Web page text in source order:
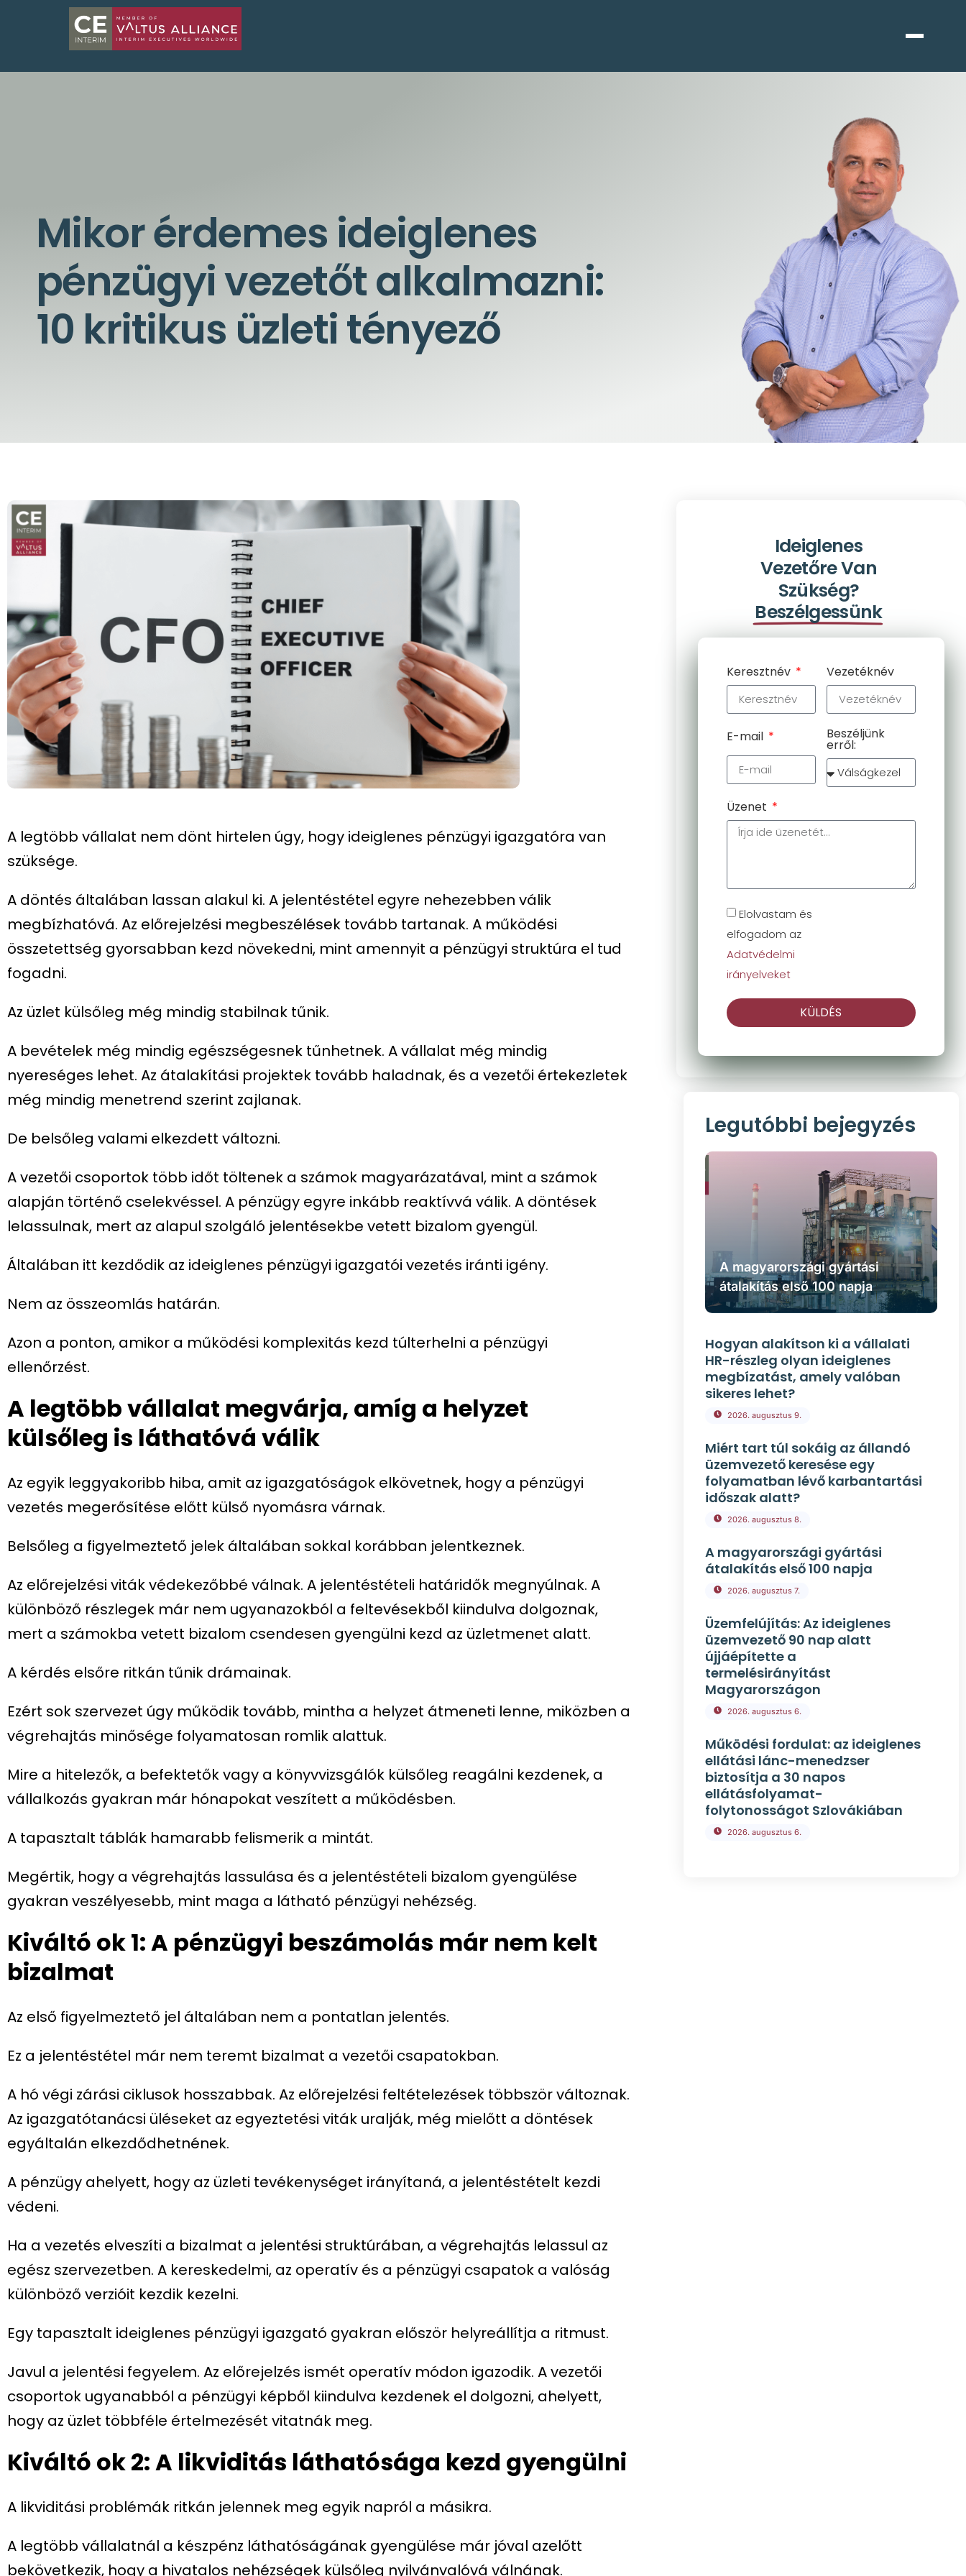
Mikor érdemes ideiglenes
pénzügyi vezetőt alkalmazni:
10 kritikus üzleti tényező
A legtöbb vállalat nem dönt hirtelen úgy, hogy ideiglenes pénzügyi igazgatóra van
szüksége.
A döntés általában lassan alakul ki. A jelentéstétel egyre nehezebben válik
megbízhatóvá. Az előrejelzési megbeszélések tovább tartanak. A működési
összetettség gyorsabban kezd növekedni, mint amennyit a pénzügyi struktúra el tud
fogadni.
Az üzlet külsőleg még mindig stabilnak tűnik.
A bevételek még mindig egészségesnek tűnhetnek. A vállalat még mindig
nyereséges lehet. Az átalakítási projektek tovább haladnak, és a vezetői értekezletek
még mindig menetrend szerint zajlanak.
De belsőleg valami elkezdett változni.
A vezetői csoportok több időt töltenek a számok magyarázatával, mint a számok
alapján történő cselekvéssel. A pénzügy egyre inkább reaktívvá válik. A döntések
lelassulnak, mert az alapul szolgáló jelentésekbe vetett bizalom gyengül.
Általában itt kezdődik az ideiglenes pénzügyi igazgatói vezetés iránti igény.
Nem az összeomlás határán.
Azon a ponton, amikor a működési komplexitás kezd túlterhelni a pénzügyi
ellenőrzést.
A legtöbb vállalat megvárja, amíg a helyzet
külsőleg is láthatóvá válik
Az egyik leggyakoribb hiba, amit az igazgatóságok elkövetnek, hogy a pénzügyi
vezetés megerősítése előtt külső nyomásra várnak.
Belsőleg a figyelmeztető jelek általában sokkal korábban jelentkeznek.
Az előrejelzési viták védekezőbbé válnak. A jelentéstételi határidők megnyúlnak. A
különböző részlegek már nem ugyanazokból a feltevésekből kiindulva dolgoznak,
mert a számokba vetett bizalom csendesen gyengülni kezd az üzletmenet alatt.
A kérdés elsőre ritkán tűnik drámainak.
Ezért sok szervezet úgy működik tovább, mintha a helyzet átmeneti lenne, miközben a
végrehajtás minősége folyamatosan romlik alattuk.
Mire a hitelezők, a befektetők vagy a könyvvizsgálók külsőleg reagálni kezdenek, a
vállalkozás gyakran már hónapokat veszített a működésben.
A tapasztalt táblák hamarabb felismerik a mintát.
Megértik, hogy a végrehajtás lassulása és a jelentéstételi bizalom gyengülése
gyakran veszélyesebb, mint maga a látható pénzügyi nehézség.
Kiváltó ok 1: A pénzügyi beszámolás már nem kelt
bizalmat
Az első figyelmeztető jel általában nem a pontatlan jelentés.
Ez a jelentéstétel már nem teremt bizalmat a vezetői csapatokban.
A hó végi zárási ciklusok hosszabbak. Az előrejelzési feltételezések többször változnak.
Az igazgatótanácsi üléseket az egyeztetési viták uralják, még mielőtt a döntések
egyáltalán elkezdődhetnének.
A pénzügy ahelyett, hogy az üzleti tevékenységet irányítaná, a jelentéstételt kezdi
védeni.
Ha a vezetés elveszíti a bizalmat a jelentési struktúrában, a végrehajtás lelassul az
egész szervezetben. A kereskedelmi, az operatív és a pénzügyi csapatok a valóság
különböző verzióit kezdik kezelni.
Egy tapasztalt ideiglenes pénzügyi igazgató gyakran először helyreállítja a ritmust.
Javul a jelentési fegyelem. Az előrejelzés ismét operatív módon igazodik. A vezetői
csoportok ugyanabból a pénzügyi képből kiindulva kezdenek el dolgozni, ahelyett,
hogy az üzlet többféle értelmezését vitatnák meg.
Kiváltó ok 2: A likviditás láthatósága kezd gyengülni
A likviditási problémák ritkán jelennek meg egyik napról a másikra.
A legtöbb vállalatnál a készpénz láthatóságának gyengülése már jóval azelőtt
bekövetkezik, hogy a hivatalos nehézségek külsőleg nyilvánvalóvá válnának.
Ideiglenes
Vezetőre Van
Szükség?
Beszélgessünk
Keresztnév Vezetéknév
E-mail Beszéljünk
erről:
Üzenet
Elolvastam és
elfogadom az
Adatvédelmi
irányelveket
KÜLDÉS
Legutóbbi bejegyzés
A magyarországi gyártási
átalakítás első 100 napja
Hogyan alakítson ki a vállalati
HR-részleg olyan ideiglenes
megbízatást, amely valóban
sikeres lehet?
2026. augusztus 9.
Miért tart túl sokáig az állandó
üzemvezető keresése egy
folyamatban lévő karbantartási
időszak alatt?
2026. augusztus 8.
A magyarországi gyártási
átalakítás első 100 napja
2026. augusztus 7.
Üzemfelújítás: Az ideiglenes
üzemvezető 90 nap alatt
újjáépítette a
termelésirányítást
Magyarországon
2026. augusztus 6.
Működési fordulat: az ideiglenes
ellátási lánc-menedzser
biztosítja a 30 napos
ellátásfolyamat-
folytonosságot Szlovákiában
2026. augusztus 6.